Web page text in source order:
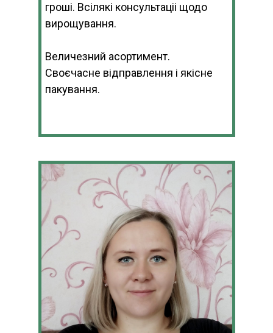
гроші. Всілякі консультаціі щодо
вирощування.
Величезний асортимент.
Своєчасне відправлення і якісне
пакування.